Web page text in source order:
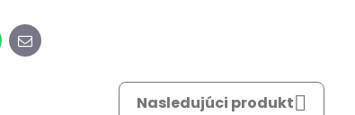
E-
mail
Nasledujúci produkt